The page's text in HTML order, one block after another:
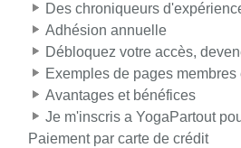
Des chroniqueurs
Adhésion annuelle
Débloquez votre accès,
Exemples de pages membres
Avantages et bénéfices
Je m'inscris a YogaPartout
Paiement par carte de crédit